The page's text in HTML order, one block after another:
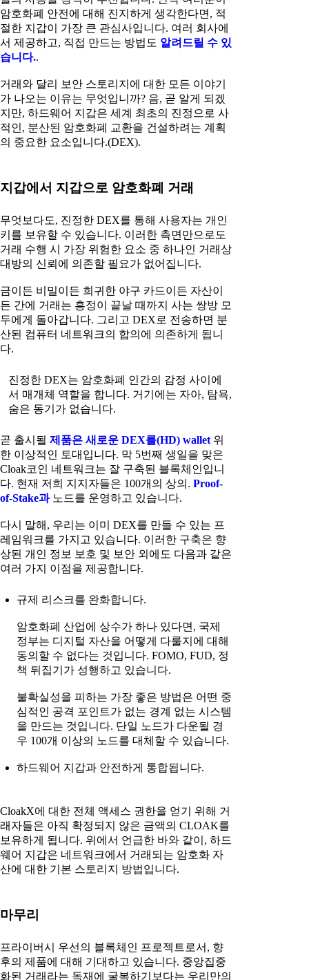
암호화폐 안전에 대해 진지하게 생각한다면, 적
절한 지갑이 가장 큰 관심사입니다. 여러 회사에
서 제공하고, 직접 만드는 방법도 알려드릴 수 있
습니다..
거래와 달리 보안 스토리지에 대한 모든 이야기
가 나오는 이유는 무엇입니까? 음, 곧 알게 되겠
지만, 하드웨어 지갑은 세계 최초의 진정으로 사
적인, 분산된 암호화폐 교환을 건설하려는 계획
의 중요한 요소입니다.(DEX).
지갑에서 지갑으로 암호화폐 거래
무엇보다도, 진정한 DEX를 통해 사용자는 개인
키를 보유할 수 있습니다. 이러한 측면만으로도
거래 수행 시 가장 위험한 요소 중 하나인 거래상
대방의 신뢰에 의존할 필요가 없어집니다.
금이든 비밀이든 희귀한 야구 카드이든 자산이
든 간에 거래는 흥정이 끝날 때까지 사는 쌍방 모
두에게 돌아갑니다. 그리고 DEX로 전송하면 분
산된 컴퓨터 네트워크의 합의에 의존하게 됩니
다.
진정한 DEX는 암호화폐 인간의 감정 사이에
서 매개체 역할을 합니다. 거기에는 자아, 탐욕,
숨은 동기가 없습니다.
곧 출시될 제품은 새로운 DEX를(HD) wallet 위
한 이상적인 토대입니다. 막 5번째 생일을 맞은
Cloak코인 네트워크는 잘 구축된 블록체인입니
다. 현재 저희 지지자들은 100개의 상의. Proof-
of-Stake과노드를 운영하고 있습니다.
다시 말해, 우리는 이미 DEX를 만들 수 있는 프
레임워크를 가지고 있습니다. 이러한 구축은 향
상된 개인 정보 보호 및 보안 외에도 다음과 같은
여러 가지 이점을 제공합니다.
규제 리스크를 완화합니다.
암호화폐 산업에 상수가 하나 있다면, 국제
정부는 디지털 자산을 어떻게 다룰지에 대해
동의할 수 없다는 것입니다. FOMO, FUD, 정
책 뒤집기가 성행하고 있습니다.
불확실성을 피하는 가장 좋은 방법은 어떤 중
심적인 공격 포인트가 없는 경계 없는 시스템
을 만드는 것입니다. 단일 노드가 다운될 경
우 100개 이상의 노드를 대체할 수 있습니다.
하드웨어 지갑과 안전하게 통합됩니다.
CloakX에 대한 전체 액세스 권한을 얻기 위해 거
래자들은 아직 확정되지 않은 금액의 CLOAK를
보유하게 됩니다. 위에서 언급한 바와 같이, 하드
웨어 지갑은 네트워크에서 거래되는 암호화 자
산에 대한 기본 스토리지 방법입니다.
마무리
프라이버시 우선의 블록체인 프로젝트로서, 향
후의 제품에 대해 기대하고 있습니다. 중앙집중
화된 거래라는 독재에 굴복하기보다는 우리만의